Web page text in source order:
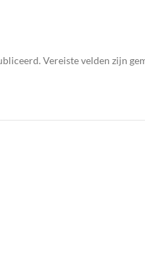
Vereiste velden zijn